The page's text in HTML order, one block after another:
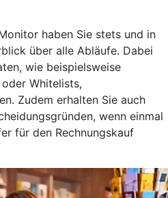
haben Sie stets und in
über alle Abläufe. Dabei
wie beispielsweise
Whitelists,
Zudem erhalten Sie auch
wenn einmal
für den Rechnungskauf